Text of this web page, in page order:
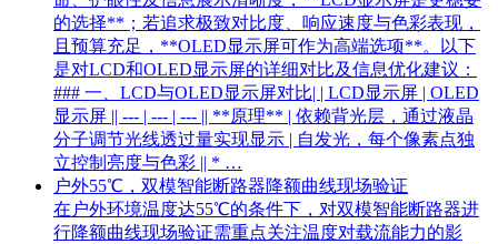
的选择**；若追求极致对比度、响应速度与色彩表现，
且预算充足，**OLED显示屏可作为高端选项**。以下
是对LCD和OLED显示屏的详细对比及信息优化建议：
### 一、LCD与OLED显示屏对比| | LCD显示屏 | OLED
显示屏 || --- | --- | --- || **原理** | 依赖背光层，通过液晶
分子调节光线透过量实现显示 | 自发光，每个像素点独
立控制亮度与色彩 || * …
户外55℃，双模智能断路器降额曲线现场验证
在户外环境温度达55℃的条件下，对双模智能断路器进
行降额曲线现场验证需重点关注温度对载流能力的影